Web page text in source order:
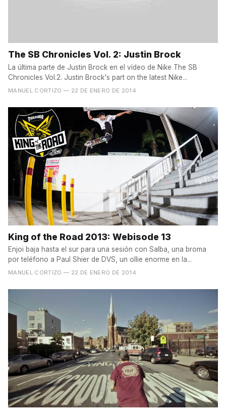
The SB Chronicles Vol. 2: Justin Brock
La última parte de Justin Brock en el vídeo de Nike The SB
Chronicles Vol.2. Justin Brock's part on the latest Nike...
MANUEL CORTIZO — 22 DE ENERO DE 2014
King of the Road 2013: Webisode 13
Enjoi baja hasta el sur para una sesión con Salba, una broma
por teléfono a Paul Shier de DVS, un ollie enorme en la...
MANUEL CORTIZO — 22 DE ENERO DE 2014